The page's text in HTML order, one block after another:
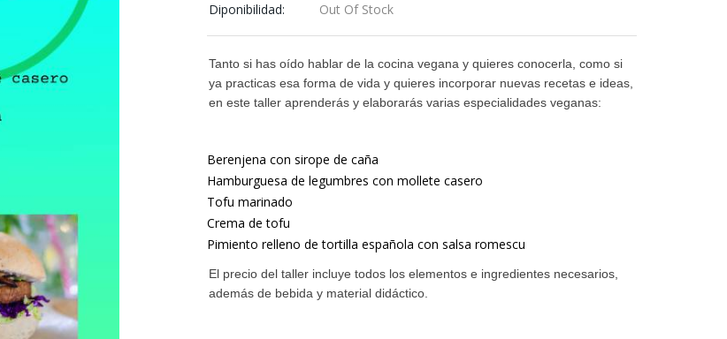
Diponibilidad: Out Of Stock
Tanto si has oído hablar de la cocina vegana y quieres conocerla, como si
ya practicas esa forma de vida y quieres incorporar nuevas recetas e ideas,
en este taller aprenderás y elaborarás varias especialidades veganas:
Berenjena con sirope de caña
Hamburguesa de legumbres con mollete casero
Tofu marinado
Crema de tofu
Pimiento relleno de tortilla española con salsa romescu
El precio del taller incluye todos los elementos e ingredientes necesarios,
además de bebida y material didáctico.